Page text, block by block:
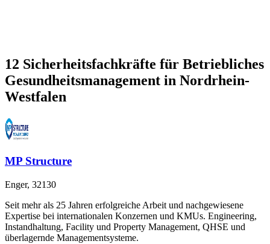
12 Sicherheitsfachkräfte für Betriebliches
Gesundheitsmanagement in Nordrhein-
Westfalen
MP Structure
Enger, 32130
Seit mehr als 25 Jahren erfolgreiche Arbeit und nachgewiesene
Expertise bei internationalen Konzernen und KMUs. Engineering,
Instandhaltung, Facility und Property Management, QHSE und
überlagernde Managementsysteme.